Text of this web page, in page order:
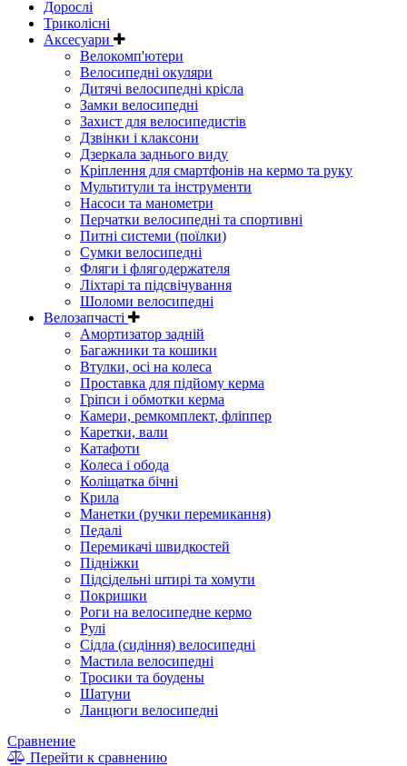
Дорослі
Триколісні
Аксесуари
Велокомп'ютери
Велосипедні окуляри
Дитячі велосипедні крісла
Замки велосипедні
Захист для велосипедистів
Дзвінки і клаксони
Дзеркала заднього виду
Кріплення для смартфонів на кермо та руку
Мультитули та інструменти
Насоси та манометри
Перчатки велосипедні та спортивні
Питні системи (поїлки)
Сумки велосипедні
Фляги і флягодержателя
Ліхтарі та підсвічування
Шоломи велосипедні
Велозапчасті
Амортизатор задній
Багажники та кошики
Втулки, осі на колеса
Проставка для підйому керма
Гріпси і обмотки керма
Камери, ремкомплект, фліппер
Каретки, вали
Катафоти
Колеса і обода
Коліщатка бічні
Крила
Манетки (ручки перемикання)
Педалі
Перемикачі швидкостей
Підніжки
Підсідельні штирі та хомути
Покришки
Роги на велосипедне кермо
Рулі
Сідла (сидіння) велосипедні
Мастила велосипедні
Тросики та боудены
Шатуни
Ланцюги велосипедні
Сравнение
Перейти к сравнению